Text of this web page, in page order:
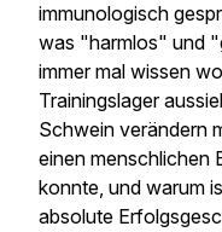
immunologisch
was "harmlos" und
immer mal wissen
Trainingslager
Schwein verändern
einen menschlichen
konnte, und warum
absolute